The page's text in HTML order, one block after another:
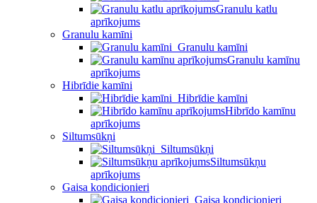
Granulu katlu
aprīkojums
Granulu kamīni
Granulu kamīni
Granulu kamīnu
aprīkojums
Hibrīdie kamīni
Hibrīdie kamīni
Hibrīdo kamīnu
aprīkojums
Siltumsūkņi
Siltumsūkņi
Siltumsūkņu
aprīkojums
Gaisa kondicionieri
Gaisa kondicionieri